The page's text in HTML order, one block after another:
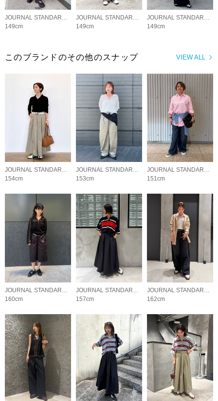
JOURNAL STANDARD LADYS
149cm
JOURNAL STANDARD LADYS
149cm
JOURNAL STANDARD LADYS
149cm
VIEW ALL
このブランドのその他のスナップ
JOURNAL STANDARD LADYS
154cm
JOURNAL STANDARD LADYS
153cm
JOURNAL STANDARD LADYS
151cm
160cm
157cm
162cm